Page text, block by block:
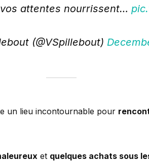
attentes nourrissent…
(@VSpillebout)
un lieu incontournable pour
et quelques achats sous